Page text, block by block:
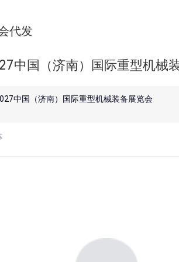
代发
中国（济南）国际重型机械
中国（济南）国际重型机械装备展览会